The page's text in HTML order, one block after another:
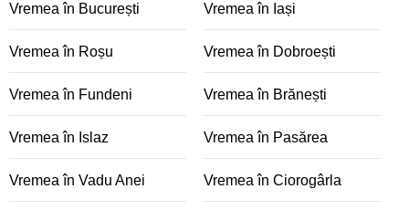
Vremea în București Vremea în Iași
Vremea în Roșu Vremea în Dobroești
Vremea în Fundeni Vremea în Brănești
Vremea în Islaz Vremea în Pasărea
Vremea în Vadu Anei Vremea în Ciorogârla